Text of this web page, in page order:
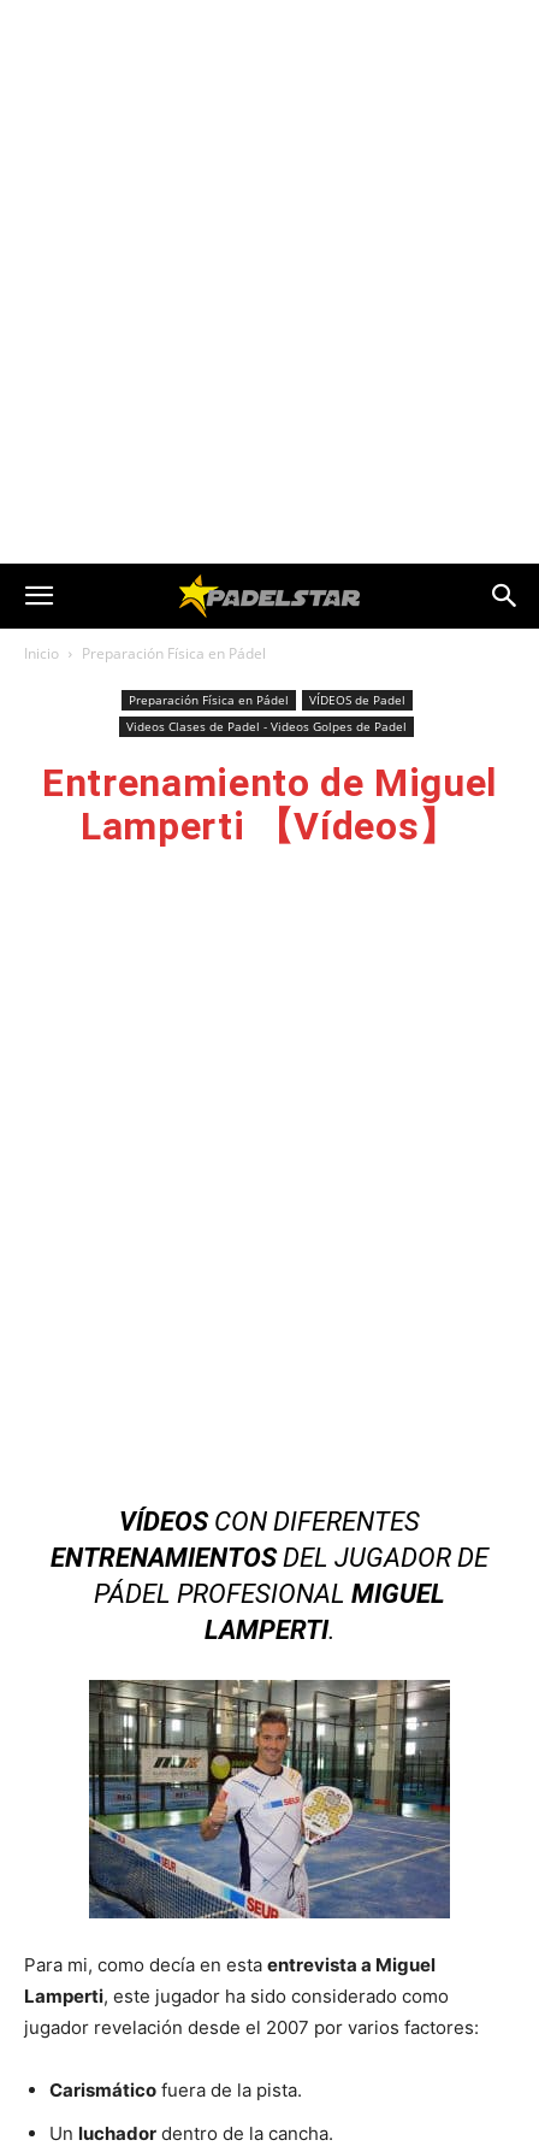
Inicio Preparación Física en Pádel
Preparación Física en Pádel
VÍDEOS de Padel
Videos Clases de Padel - Videos Golpes de Padel
Entrenamiento de Miguel
Lamperti 【Vídeos】
VÍDEOSCON DIFERENTES
ENTRENAMIENTOSDEL JUGADOR DE
PÁDEL PROFESIONAL MIGUEL
LAMPERTI.
Para mi, como decía en esta entrevista a Miguel
Lamperti, este jugador ha sido considerado como
jugador revelación desde el 2007 por varios factores:
Carismático fuera de la pista.
Un luchador dentro de la cancha.